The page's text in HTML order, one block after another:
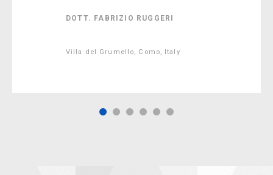
DOTT. FABRIZIO RUGGERI
Villa del Grumello, Como, Italy